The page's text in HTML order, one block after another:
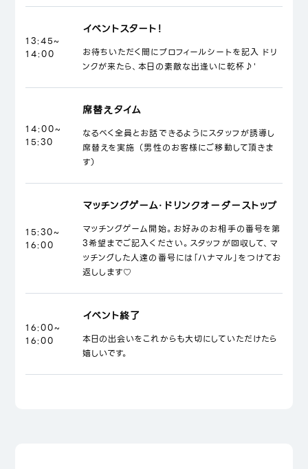
13:45~
14:00
イベントスタート！
お待ちいただく間にプロフィールシートを記入 ドリ
ンクが来たら、本日の素敵な出逢いに乾杯♪'
14:00~
15:30
席替えタイム
なるべく全員とお話できるようにスタッフが誘導し
席替えを実施 （男性のお客様にご移動して頂きま
す）
15:30~
16:00
マッチングゲーム・ドリンクオーダーストップ
マッチングゲーム開始。お好みのお相手の番号を第
3希望までご記入ください。スタッフが回収して、マ
ッチングした人達の番号には「ハナマル」をつけてお
返しします♡
16:00~
16:00
イベント終了
本日の出会いをこれからも大切にしていただけたら
嬉しいです。